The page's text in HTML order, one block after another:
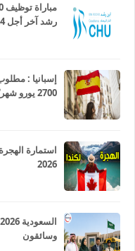
رشد آخر أجل 24 يوليوز 2026
2700 يورو شهريًا
2026
وسائقون